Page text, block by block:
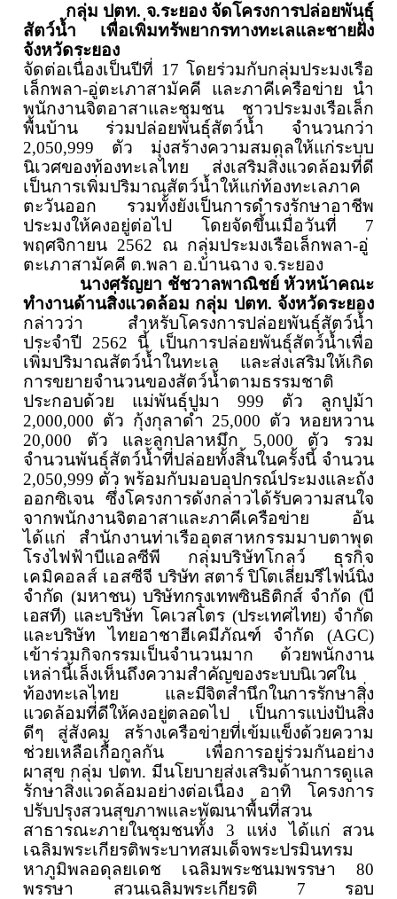
กลุ่ม ปตท. จ.ระยอง จัดโครงการปล่อยพันธุ์
สัตว์น้ำ เพื่อเพิ่มทรัพยากรทางทะเลและชายฝั่ง
จังหวัดระยอง
จัดต่อเนื่องเป็นปีที่ 17 โดยร่วมกับกลุ่มประมงเรือ
เล็กพลา-อู่ตะเภาสามัคคี และภาคีเครือข่าย นำ
พนักงานจิตอาสาและชุมชน ชาวประมงเรือเล็ก
พื้นบ้าน ร่วมปล่อยพันธุ์สัตว์น้ำ
จำนวนกว่า
2,050,999 ตัว
มุ่งสร้างความสมดุลให้แก่ระบบ
นิเวศของท้องทะเลไทย ส่งเสริมสิ่งแวดล้อมที่ดี
เป็นการเพิ่มปริมาณสัตว์น้ำให้แก่ท้องทะเลภาค
ตะวันออก รวมทั้งยังเป็นการดำรงรักษาอาชีพ
ประมงให้คงอยู่ต่อไป โดยจัดขึ้นเมื่อวันที่ 7
พฤศจิกายน 2562 ณ กลุ่มประมงเรือเล็กพลา-อู่
ตะเภาสามัคคี ต.พลา อ.บ้านฉาง จ.ระยอง
นางศรัญยา ชัชวาลพาณิชย์ หัวหน้าคณะ
ทำงานด้านสิ่งแวดล้อม กลุ่ม ปตท. จังหวัดระยอง
กล่าวว่า
สำหรับโครงการปล่อยพันธุ์สัตว์น้ำ
ประจำปี 2562 นี้ เป็นการปล่อยพันธุ์สัตว์น้ำเพื่อ
เพิ่มปริมาณสัตว์น้ำในทะเล และส่งเสริมให้เกิด
การขยายจำนวนของสัตว์น้ำตามธรรมชาติ
ประกอบด้วย
แม่พันธุ์ปูมา 999 ตัว ลูกปูม้า
2,000,000 ตัว กุ้งกุลาดำ 25,000 ตัว หอยหวาน
20,000 ตัว
และลูกปลาหมึก 5,000 ตัว
รวม
จำนวนพันธุ์สัตว์น้ำที่ปล่อยทั้งสิ้นในครั้งนี้ จำนวน
2,050,999 ตัว พร้อมกับมอบอุปกรณ์ประมงและถัง
ออกซิเจน
ซึ่งโครงการดังกล่าวได้รับความสนใจ
จากพนักงานจิตอาสาและภาคีเครือข่าย อัน
ได้แก่ สำนักงานท่าเรืออุตสาหกรรมมาบตาพุด
โรงไฟฟ้าบีแอลซีพี กลุ่มบริษัทโกลว์ ธุรกิจ
เคมิคอลส์ เอสซีจี บริษัท สตาร์ ปิโตเลี่ยมรึไฟน์นิ่ง
จำกัด (มหาชน) บริษัทกรุงเทพซินธิติกส์ จำกัด (บี
เอสที) และบริษัท โคเวสโตร (ประเทศไทย) จำกัด
และบริษัท ไทยอาชาฮีเคมีภัณฑ์ จำกัด (AGC)
เข้าร่วมกิจกรรมเป็นจำนวนมาก
ด้วยพนักงาน
เหล่านี้เล็งเห็นถึงความสำคัญของระบบนิเวศใน
ท้องทะเลไทย
และมีจิตสำนึกในการรักษาสิ่ง
แวดล้อมที่ดีให้คงอยู่ตลอดไป
เป็นการแบ่งปันสิ่ง
ดีๆ
สู่สังคม สร้างเครือข่ายที่เข้มแข็งด้วยความ
ช่วยเหลือเกื้อกูลกัน
เพื่อการอยู่ร่วมกันอย่าง
ผาสุข กลุ่ม ปตท. มีนโยบายส่งเสริมด้านการดูแล
รักษาสิ่งแวดล้อมอย่างต่อเนื่อง อาทิ โครงการ
ปรับปรุงสวนสุขภาพและพัฒนาพื้นที่สวน
สาธารณะภายในชุมชนทั้ง 3 แห่ง ได้แก่ สวน
เฉลิมพระเกียรติพระบาทสมเด็จพระปรมินทรม
หาภูมิพลอดุลยเดช เฉลิมพระชนมพรรษา 80
พรรษา สวนเฉลิมพระเกียรติ 7 รอบ